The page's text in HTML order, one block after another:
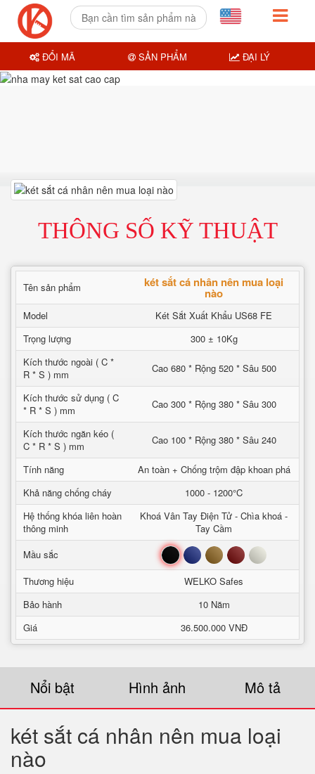
THÔNG SỐ KỸ THUẬT
Tên sản phẩm két sắt cá nhân nên mua loại
nào
Model
Két Sắt Xuất Khẩu US68 FE
Trọng lượng
300 ± 10Kg
Kích thước ngoài ( C *
R * S ) mm
Cao 680 * Rộng 520 * Sâu 500
Kích thước sử dụng ( C
* R * S ) mm
Cao 300 * Rộng 380 * Sâu 300
Kích thước ngăn kéo (
C * R * S ) mm
Cao 100 * Rộng 380 * Sâu 240
Tính năng
An toàn + Chống trộm đập khoan phá
Khả năng chống cháy
1000 - 1200°C
Hệ thống khóa liên hoàn
thông minh
Khoá Vân Tay Điện Tử - Chìa khoá -
Tay Cầm
Mầu sắc
Đen Xanh Nâu Đỏ Trắng
Thương hiệu
WELKO Safes
Bảo hành
10 Năm
Giá
36.500.000 VNĐ
Nổi bật Hình ảnh Mô tả
két sắt cá nhân nên mua loại
nào
ĐỔI MÃ SẢN PHẨM ĐẠI LÝ